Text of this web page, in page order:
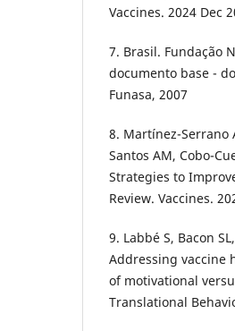
Vaccines. 2024 Dec
7. Brasil. Fundação
documento base -
Funasa, 2007
8. Martínez-Serrano
Santos AM, Cobo-
Strategies to
Review. Vaccines.
9. Labbé S, Bacon
Addressing vaccine
of motivational
Translational